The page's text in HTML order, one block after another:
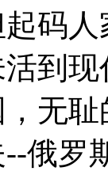
码
到
无
俄罗